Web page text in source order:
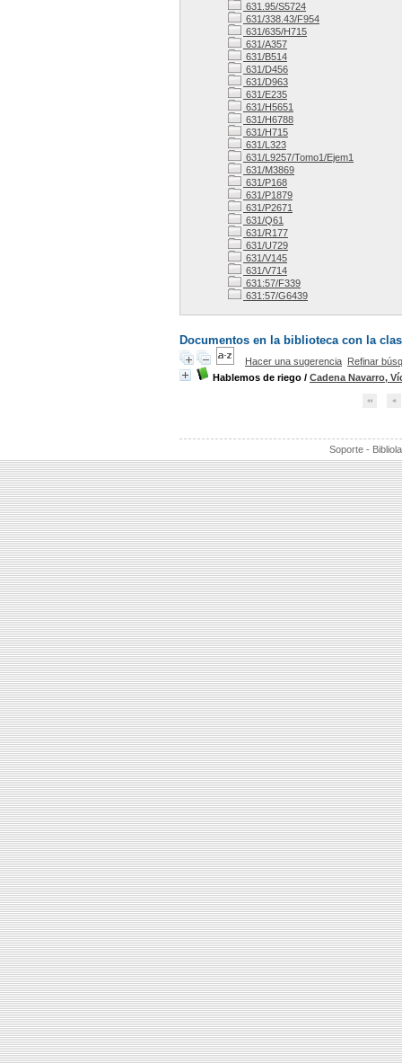
631.95/S5724
631/338.43/F954
631/635/H715
631/A357
631/B514
631/D456
631/D963
631/E235
631/H5651
631/H6788
631/H715
631/L323
631/L9257/Tomo1/Ejem1
631/M3869
631/P168
631/P1879
631/P2671
631/Q61
631/R177
631/U729
631/V145
631/V714
631:57/F339
631:57/G6439
Documentos en la biblioteca con la
Hacer una sugerencia Refinar
Hablemos de riego / Cadena Navarro,
Soporte -